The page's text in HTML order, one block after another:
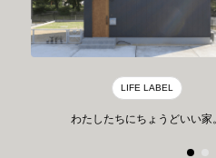
LIFE LABEL
わたしたちにちょうどいい家